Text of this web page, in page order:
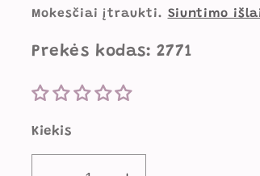
kaina
kaina
Mokesčiai įtraukti. Siuntimo
Prekės kodas: 2771
Kiekis